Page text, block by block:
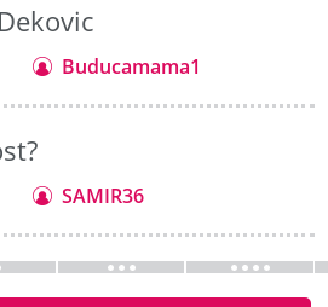
Buducamama1
SAMIR36